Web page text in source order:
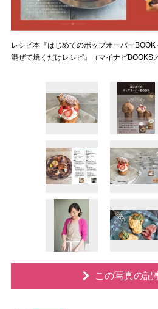
レシピ本『はじめてのポップオーバー
混ぜて焼くだけレシピ』（マイナビBOOKS
この写真の記